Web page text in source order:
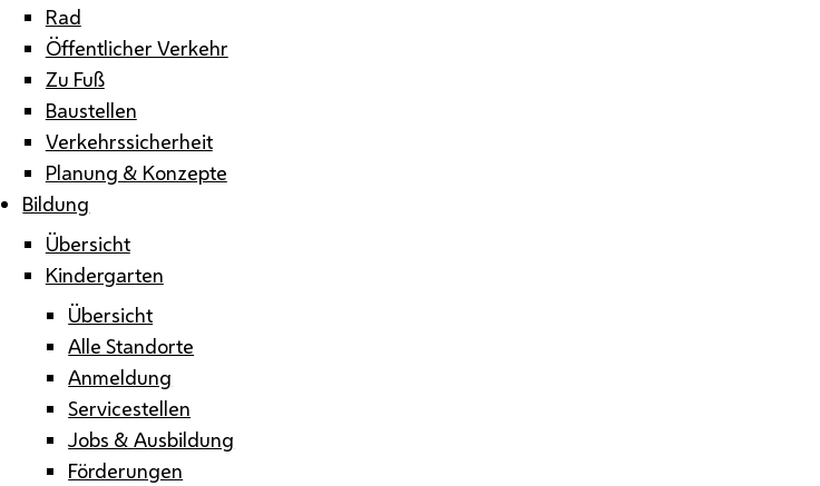
Rad
Öffentlicher Verkehr
Zu Fuß
Baustellen
Verkehrssicherheit
Planung & Konzepte
Bildung
Übersicht
Kindergarten
Übersicht
Alle Standorte
Anmeldung
Servicestellen
Jobs & Ausbildung
Förderungen